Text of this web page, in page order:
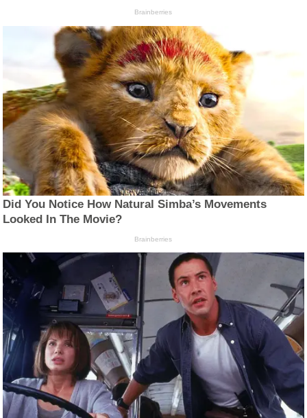
Brainberries
Did You Notice How Natural Simba’s Movements
Looked In The Movie?
Brainberries